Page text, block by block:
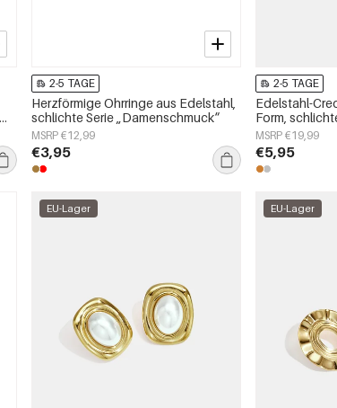
2-5 TAGE
Herzförmige Ohrringe aus Edelstahl,
schlichte Serie „Damenschmuck“
MSRP €12,99
€3,95
2-5 TAGE
Edelstahl-
Form,
MSRP €19,99
€5,95
EU-Lager EU-Lager